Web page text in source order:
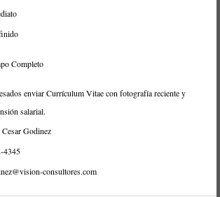
Completo
enviar Currículum Vitae con fotografía reciente y
salarial.
Godinez
4345
consultores.com